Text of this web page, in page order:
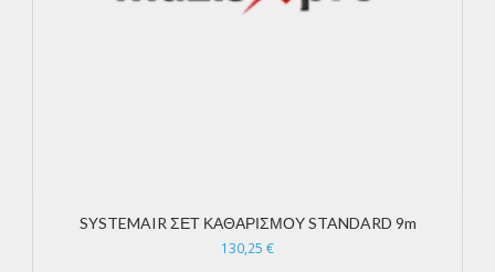
SYSTEMAIR ΣΕΤ ΚΑΘΑΡΙΣΜΟΥ STANDARD 9m
130,25 €